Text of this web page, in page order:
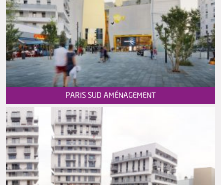
PARIS SUD AMÉNAGEMENT